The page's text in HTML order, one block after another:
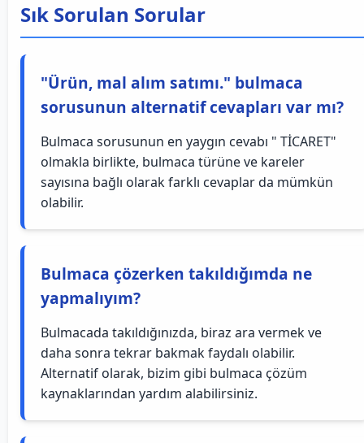
Sık Sorulan Sorular
"Ürün, mal alım satımı." bulmaca
sorusunun alternatif cevapları var mı?
Bulmaca sorusunun en yaygın cevabı " TİCARET"
olmakla birlikte, bulmaca türüne ve kareler
sayısına bağlı olarak farklı cevaplar da mümkün
olabilir.
Bulmaca çözerken takıldığımda ne
yapmalıyım?
Bulmacada takıldığınızda, biraz ara vermek ve
daha sonra tekrar bakmak faydalı olabilir.
Alternatif olarak, bizim gibi bulmaca çözüm
kaynaklarından yardım alabilirsiniz.